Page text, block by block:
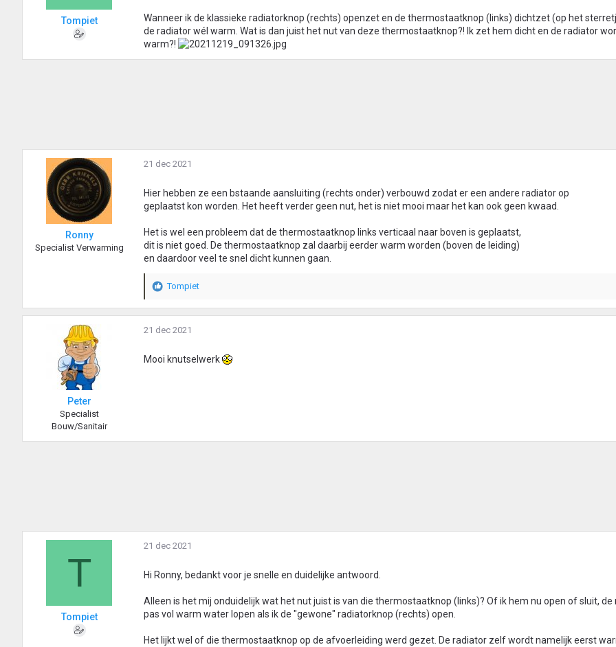
Tompiet
Wanneer ik de klassieke radiatorknop (rechts) openzet en de thermostaatknop (links) dichtzet (op het
de radiator wél warm. Wat is dan juist het nut van deze thermostaatknop?! Ik zet hem dicht en de radiator
warm?!
Ronny
Specialist Verwarming
21 dec 2021
Hier hebben ze een bstaande aansluiting (rechts onder) verbouwd zodat er een andere radiator op
geplaatst kon worden. Het heeft verder geen nut, het is niet mooi maar het kan ook geen kwaad.
Het is wel een probleem dat de thermostaatknop links verticaal naar boven is geplaatst,
dit is niet goed. De thermostaatknop zal daarbij eerder warm worden (boven de leiding)
en daardoor veel te snel dicht kunnen gaan.
W
a
r
r
:
Tompiet
Peter
Specialist
Bouw/Sanitair
21 dec 2021
Mooi knutselwerk
T
Tompiet
21 dec 2021
Hi Ronny, bedankt voor je snelle en duidelijke antwoord.
Alleen is het mij onduidelijk wat het nut juist is van die thermostaatknop (links)? Of ik hem nu open of sluit, de
pas vol warm water lopen als ik de "gewone" radiatorknop (rechts) open.
Het lijkt wel of die thermostaatknop op de afvoerleiding werd gezet. De radiator zelf wordt namelijk eerst